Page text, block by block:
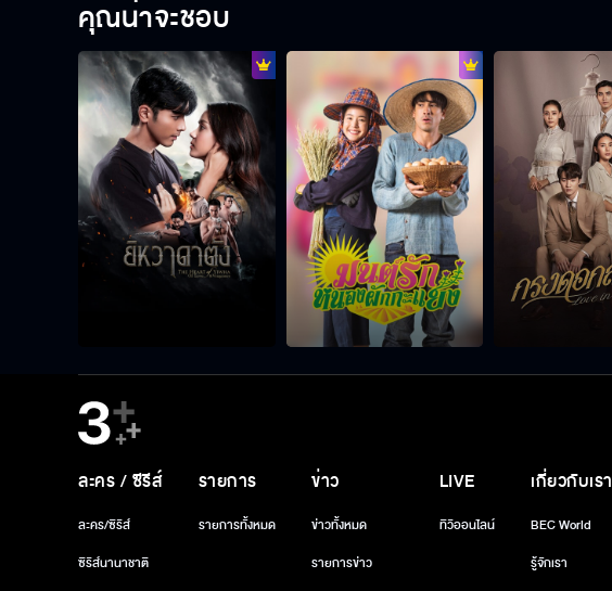
คุณน่าจะชอบ
ละคร / ซีรีส์
ละคร/ซีรีส์
ซีรีส์นานาชาติ
รายการ
รายการทั้งหมด
ข่าว
ข่าวทั้งหมด
รายการข่าว
LIVE
ทีวีออนไลน์
เกี่ยวกับเรา
BEC World
รู้จักเรา